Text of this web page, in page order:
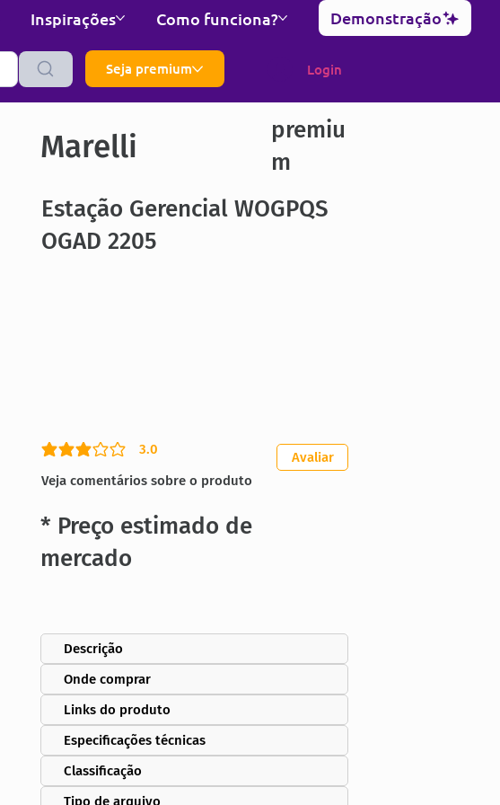
Inspirações Como funciona? Demonstração
Seja premium Login
Marelli
premiu
m
Estação Gerencial WOGPQS
OGAD 2205
3.0
classificação média é 3 de 5
Veja comentários sobre o produto
Avaliar
* Preço estimado de
mercado
Descrição
Onde comprar
Links do produto
Especificações técnicas
Classificação
Tipo de arquivo